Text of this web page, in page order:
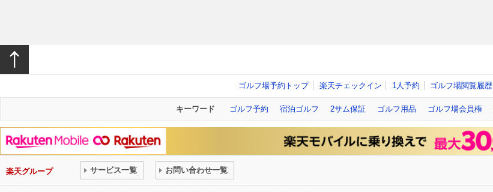
ゴルフ場予約トップ 楽天チェックイン 1人予約 ゴルフ場閲覧履歴
キーワード ゴルフ予約 宿泊ゴルフ 2サム保証 ゴルフ用品 ゴルフ場会員権
楽天グループ サービス一覧 お問い合わせ一覧